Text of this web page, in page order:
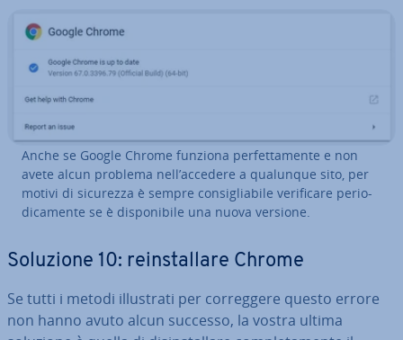
Anche se Google Chrome funziona per­fet­ta­men­te e non
avete alcun problema nell’accedere a qualunque sito, per
motivi di sicurezza è sempre con­si­glia­bi­le ve­ri­fi­ca­re pe­rio­
di­ca­men­te se è di­spo­ni­bi­le una nuova versione.
Soluzione 10: rein­stal­la­re Chrome
Se tutti i metodi il­lu­stra­ti per cor­reg­ge­re questo errore
non hanno avuto alcun successo, la vostra ultima